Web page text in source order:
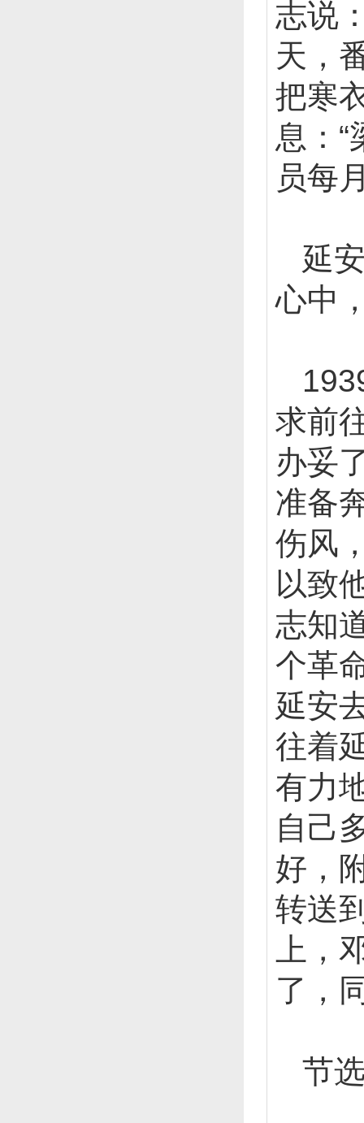
志说
天，
把寒
息：
员每
延
心中
求前
办妥
准备
伤风
以致
志知
个革
延安
往着
有力
自己
好，
转送
上，
了，
节